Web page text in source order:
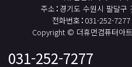
주소 경기도 수원시 팔달구
전화번호 031-252-7277
Copyright © 더휴먼컴퓨터아
031-252-7277
일러스트 자격증 취득과정(GTQi 1급)
전산회계 1급 / FAT 1급 자격증 취득과정
전산세무 2급 / TAT 2급 자격증 취득과정